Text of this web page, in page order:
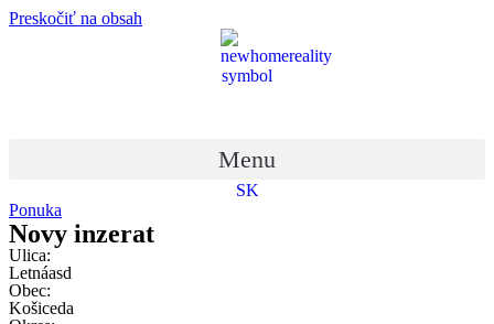
Preskočiť na obsah
Menu
SK
EN
Ponuka
Novy inzerat
Ulica:
Letnáasd
Obec:
Košiceda